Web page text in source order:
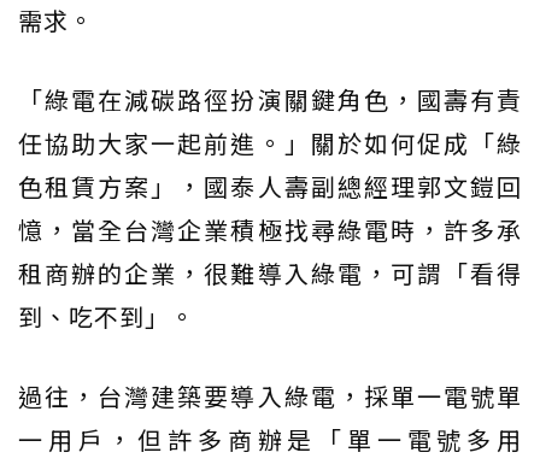
需求。
「綠電在減碳路徑扮演關鍵角色，國壽有責
任協助大家一起前進。」關於如何促成「綠
色租賃方案」，國泰人壽副總經理郭文鎧回
憶，當全台灣企業積極找尋綠電時，許多承
租商辦的企業，很難導入綠電，可謂「看得
到、吃不到」。
過往，台灣建築要導入綠電，採單一電號單
一用戶，但許多商辦是「單一電號多用